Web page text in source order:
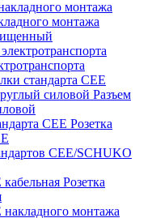
монтажа
стандарта CEE
Разъем
Розетка
CEE/SCHUKO
Розетка